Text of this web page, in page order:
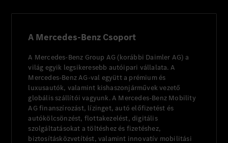
A Mercedes-Benz Csoport
A Mercedes-Benz Group AG (korábbi Daimler AG) a
világ egyik legsikeresebb autóipari vállalata. A
Mercedes-Benz AG-val együtt a prémium és
luxusautók, valamint kishaszonjárművek vezető
globális szállítói vagyunk. A Mercedes-Benz Mobility
AG finanszírozást, lízinget, autó előfizetést és
autókölcsönzést, flottakezelést, digitális
szolgáltatásokat a töltéshez és fizetéshez,
biztosításközvetítést, valamint innovatív mobilitási